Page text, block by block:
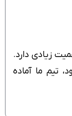
زیادی دارد.
تیم ما آماده